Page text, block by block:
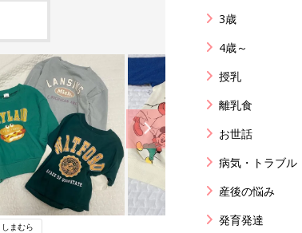
しまむら
3歳
4歳～
授乳
離乳食
お世話
病気・トラブル
産後の悩み
発育発達